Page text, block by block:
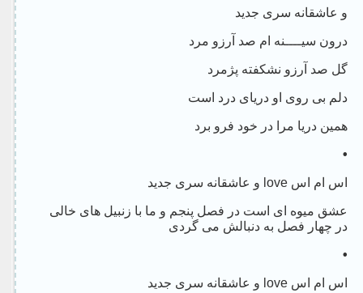
و عاشقانه سری جدید
درون سیــــنه ام صد آرزو مرد
گل صد آرزو نشکفته پژمرد
دلم بی روی او دریای درد است
همین دریا مرا در خود فرو برد
•
اس ام اس love و عاشقانه سری جدید
عشق میوه ای است در فصل پنجم و ما با زنبیل های خالی
در چهار فصل به دنبالش می گردی
•
اس ام اس love و عاشقانه سری جدید